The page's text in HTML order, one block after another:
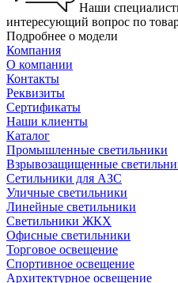
Наши
интересующий вопрос по
Подробнее о модели
Компания
О компании
Контакты
Реквизиты
Сертификаты
Наши клиенты
Каталог
Промышленные светильники
Взрывозащищенные
Сетильники для АЗС
Уличные светильники
Линейные светильники
Светильники ЖКХ
Офисные светильники
Торговое освещение
Спортивное освещение
Архитектурное освещение